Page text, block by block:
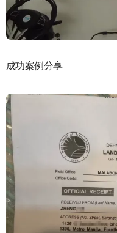
成功案例分享